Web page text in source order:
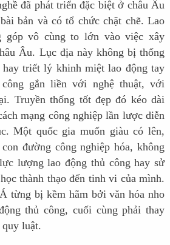
đã phát triển đặc biệt ở châu Âu
bản và có tổ chức chặt chẽ. Lao
góp vô cùng to lớn vào việc xây
Âu. Lục địa này không bị thống
triết lý khinh miệt lao động tay
gắn liền với nghệ thuật, với
Truyền thống tốt đẹp đó kéo dài
mạng công nghiệp lần lược diễn
Một quốc gia muốn giàu có lên,
đường công nghiệp hóa, không
lượng lao động thủ công hay sử
thành thạo đến tinh vi của mình.
từng bị kềm hãm bởi văn hóa nho
thủ công, cuối cùng phải thay
luật.